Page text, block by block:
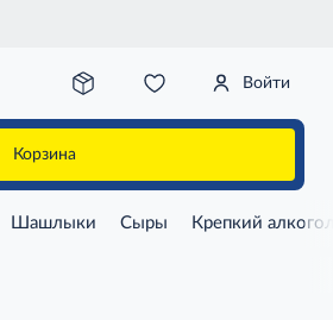
Войти
Корзина
Шашлыки Сыры Крепкий